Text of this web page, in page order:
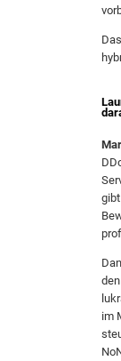
im